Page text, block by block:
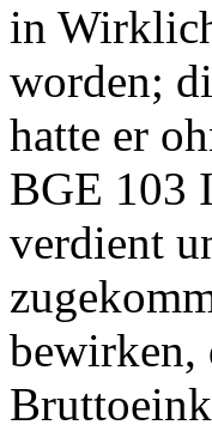
in
worden;
hatte er
BGE 103
verdient
bewirken,